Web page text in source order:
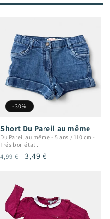
-30%
Short Du Pareil au même
Du Pareil au même - 5 ans / 110 cm -
Trés bon état .
Prix
4,99 €
Prix
3,49 €